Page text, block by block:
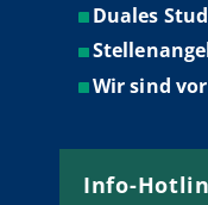
Duales
Wir sind
Info-